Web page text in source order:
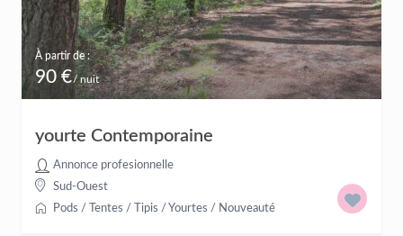
À partir de :
90 €/ nuit
yourte Contemporaine
Annonce profesionnelle
Sud-Ouest
Pods / Tentes / Tipis / Yourtes / Nouveauté